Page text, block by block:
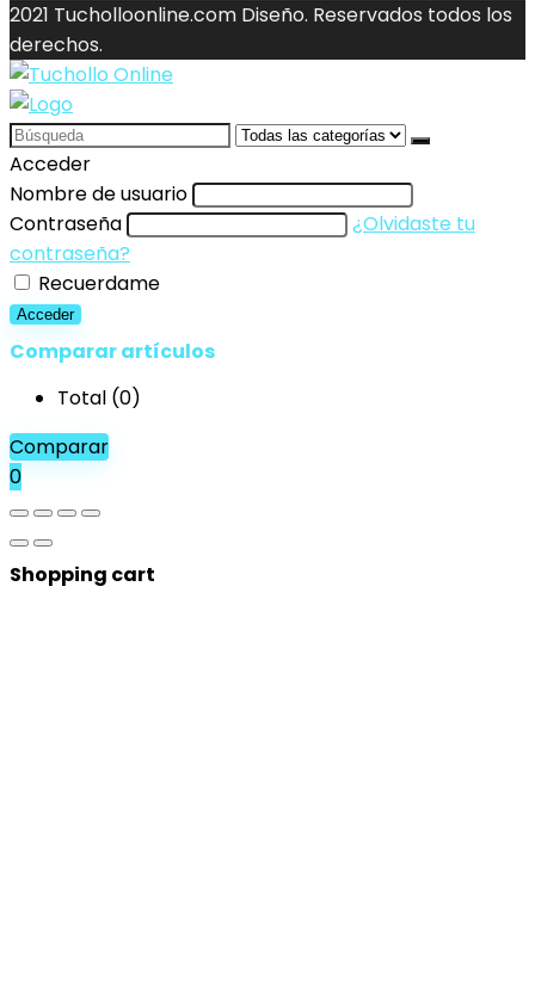
2021 Tucholloonline.com Diseño. Reservados todos los
derechos.
Search
for:
Acceder
Nombre de usuario
Contraseña
¿Olvidaste tu
contraseña?
Recuerdame
Acceder
Comparar artículos
Total (0)
Comparar
0
Shopping cart